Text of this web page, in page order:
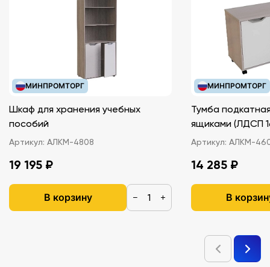
МИНПРОМТОРГ
Шкаф для хранения учебных
пособий
Артикул: АЛКМ-4808
19 195 ₽
В корзину − +
МИНПРОМТОРГ
Тумба
ящиками
Артикул: АЛКМ-
14 285 ₽
В